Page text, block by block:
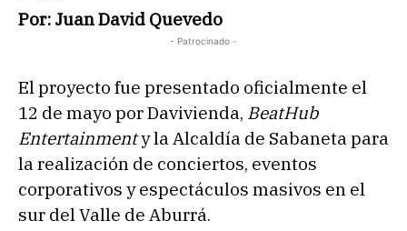
Por: Juan David Quevedo
- Patrocinado -
El proyecto fue presentado oficialmente el
12 de mayo por Davivienda, BeatHub
Entertainmenty la Alcaldía de Sabaneta para
la realización de conciertos, eventos
corporativos y espectáculos masivos en el
sur del Valle de Aburrá.